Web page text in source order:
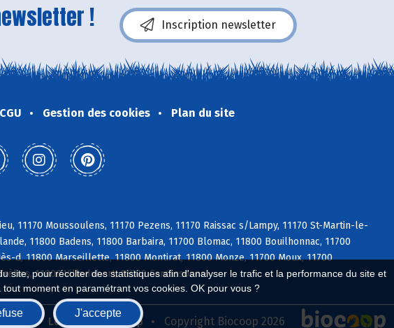
site, pour récolter des statistiques afin d'analyser le trafic et la performance du site et
moment en paramétrant vos cookies. OK pour vous ?
J'accepte
! Inscription newsletter
CGU Gestion des cookies Plan du site
11170 Moussoulens, 11170 Pezens, 11170 Raissac s/Lampy, 11170 St-Martin-le-
11800 Badens, 11800 Barbaira, 11700 Blomac, 11800 Bouilhonnac, 11700
d, 11800 Marseillette, 11800 Montirat, 11800 Monze, 11700 Moux, 11700
11800 Villedubert, 11000 Carcassonne
Le réseau Biocoop Copyright Biocoop 2026